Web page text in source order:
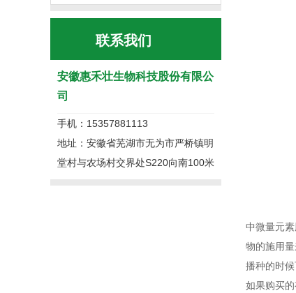
联系我们
安徽惠禾壮生物科技股份有限公
司
手机：15357881113
地址：安徽省芜湖市无为市严桥镇明
堂村与农场村交界处S220向南100米
中微量元
物的施用
播种的时
如果购买